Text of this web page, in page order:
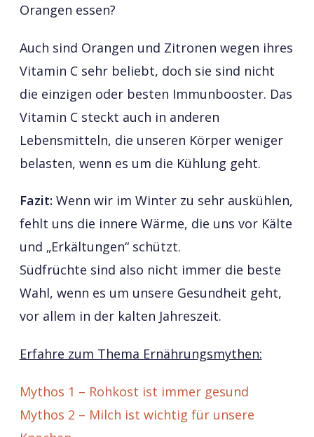
Orangen essen?
Auch sind Orangen und Zitronen wegen ihres
Vitamin C sehr beliebt, doch sie sind nicht
die einzigen oder besten Immunbooster. Das
Vitamin C steckt auch in anderen
Lebensmitteln, die unseren Körper weniger
belasten, wenn es um die Kühlung geht.
Fazit: Wenn wir im Winter zu sehr auskühlen,
fehlt uns die innere Wärme, die uns vor Kälte
und „Erkältungen“ schützt.
Südfrüchte sind also nicht immer die beste
Wahl, wenn es um unsere Gesundheit geht,
vor allem in der kalten Jahreszeit.
Erfahre zum Thema Ernährungsmythen:
Mythos 1 – Rohkost ist immer gesund
Mythos 2 – Milch ist wichtig für unsere